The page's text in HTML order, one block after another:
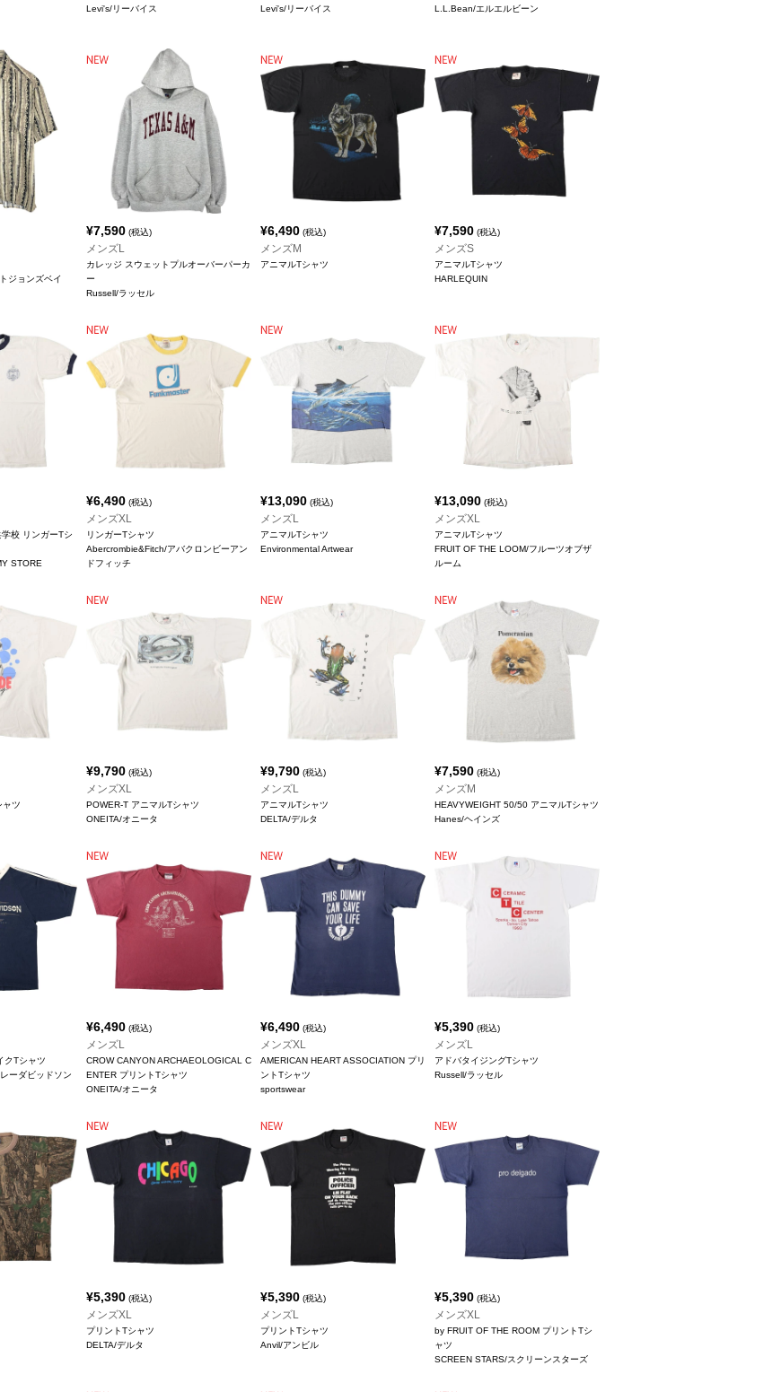
Levi's/リーバイス
Levi's/リーバイス
L.L.Bean/エルエルビーン
ジョンズベイ
¥7,590 (税込)
メンズL
カレッジ スウェットプルオーバーパーカ
ー
Russell/ラッセル
¥6,490 (税込)
メンズM
アニマルTシャツ
¥7,590 (税込)
メンズS
アニマルTシャツ
HARLEQUIN
校 リンガーTシ
STORE
¥6,490 (税込)
メンズXL
リンガーTシャツ
Abercrombie&Fitch/アバクロンビーアン
ドフィッチ
¥13,090 (税込)
メンズL
アニマルTシャツ
Environmental Artwear
¥13,090 (税込)
メンズXL
アニマルTシャツ
FRUIT OF THE LOOM/フルーツオブザ
ルーム
ャツ
¥9,790 (税込)
メンズXL
POWER-T アニマルTシャツ
ONEITA/オニータ
¥9,790 (税込)
メンズL
アニマルTシャツ
DELTA/デルタ
¥7,590 (税込)
メンズM
HEAVYWEIGHT 50/50 アニマルTシャツ
Hanes/ヘインズ
クTシャツ
ーダビッドソン
¥6,490 (税込)
メンズL
CROW CANYON ARCHAEOLOGICAL C
ENTER プリントTシャツ
ONEITA/オニータ
¥6,490 (税込)
メンズXL
AMERICAN HEART ASSOCIATION プリ
ントTシャツ
sportswear
¥5,390 (税込)
メンズL
アドバタイジングTシャツ
Russell/ラッセル
¥5,390 (税込)
メンズXL
プリントTシャツ
DELTA/デルタ
¥5,390 (税込)
メンズL
プリントTシャツ
Anvil/アンビル
¥5,390 (税込)
メンズXL
by FRUIT OF THE ROOM プリントTシ
ャツ
SCREEN STARS/スクリーンスターズ